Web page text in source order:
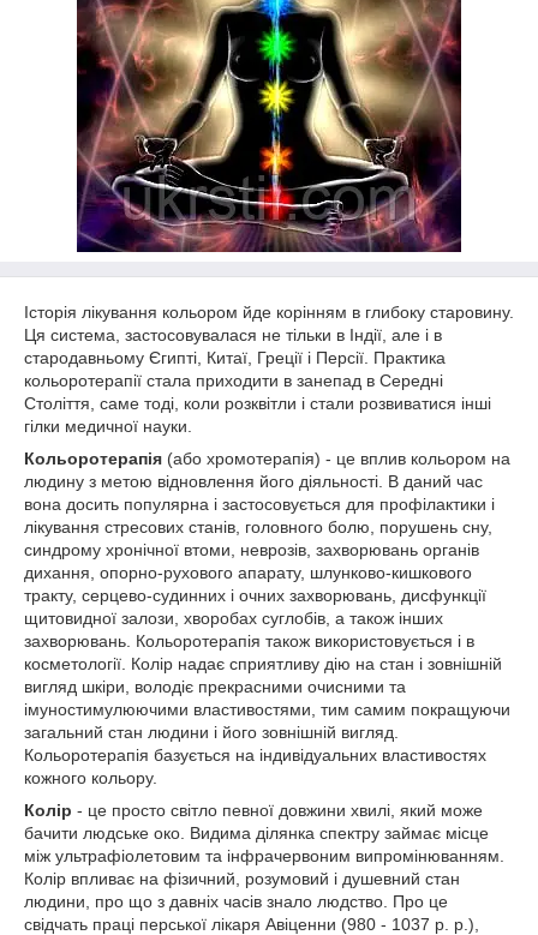
Історія лікування кольором йде корінням в глибоку старовину.
Ця система, застосовувалася не тільки в Індії, але і в
стародавньому Єгипті, Китаї, Греції і Персії. Практика
кольоротерапії стала приходити в занепад в Середні
Століття, саме тоді, коли розквітли і стали розвиватися інші
гілки медичної науки.
Кольоротерапія (або хромотерапія) - це вплив кольором на
людину з метою відновлення його діяльності. В даний час
вона досить популярна і застосовується для профілактики і
лікування стресових станів, головного болю, порушень сну,
синдрому хронічної втоми, неврозів, захворювань органів
дихання, опорно-рухового апарату, шлунково-кишкового
тракту, серцево-судинних і очних захворювань, дисфункції
щитовидної залози, хворобах суглобів, а також інших
захворювань. Кольоротерапія також використовується і в
косметології. Колір надає сприятливу дію на стан і зовнішній
вигляд шкіри, володіє прекрасними очисними та
імуностимулюючими властивостями, тим самим покращуючи
загальний стан людини і його зовнішній вигляд.
Кольоротерапія базується на індивідуальних властивостях
кожного кольору.
Колір - це просто світло певної довжини хвилі, який може
бачити людське око. Видима ділянка спектру займає місце
між ультрафіолетовим та інфрачервоним випромінюванням.
Колір впливає на фізичний, розумовий і душевний стан
людини, про що з давніх часів знало людство. Про це
свідчать праці перської лікаря Авіценни (980 - 1037 р. р.),